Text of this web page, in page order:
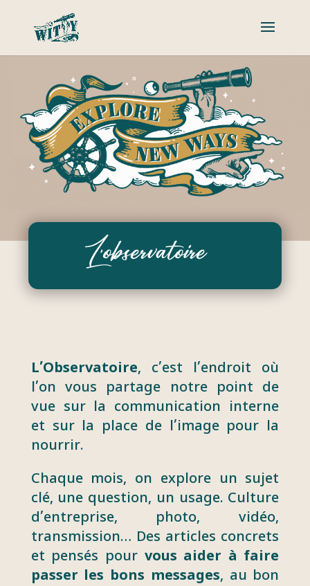
L’observatoire
L’Observatoire, c’est l’endroit où
l’on vous partage notre point de
vue sur la communication interne
et sur la place de l’image pour la
nourrir.
Chaque mois, on explore un sujet
clé, une question, un usage. Culture
d’entreprise, photo, vidéo,
transmission… Des articles concrets
et pensés pour vous aider à faire
passer les bons messages, au bon